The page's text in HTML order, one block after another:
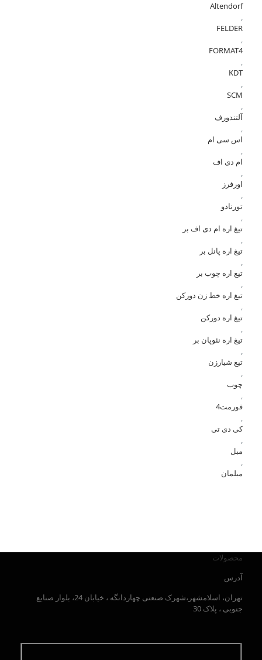
Altendorf
,
FELDER
,
FORMAT4
,
KDT
,
SCM
,
آلتندورف
,
اس سی ام
,
ام دی اف
,
اورفرز
,
تورنادو
,
تیغ اره ام دی اف بر
,
تیغ اره پانل بر
,
تیغ اره چوب بر
,
تیغ اره خط زن دورکن
,
تیغ اره دورکن
,
تیغ اره نئوپان بر
,
تیغ شیارزن
,
چوب
,
فورمت4
,
کی دی تی
,
مبل
,
مبلمان
محصولات
آدرس
تهران، اسلامشهر،شهرک صنعتی چهاردانگه ، خیابان 24، بلوار صنایع
جنوبی ، پلاک 30